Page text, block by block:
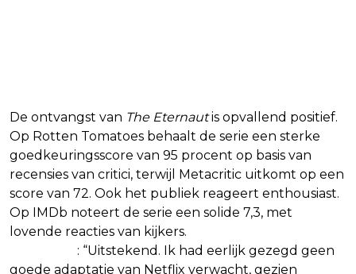
De ontvangst van The Eternautis opvallend positief.
Op Rotten Tomatoes behaalt de serie een sterke
goedkeuringsscore van 95 procent op basis van
recensies van critici, terwijl Metacritic uitkomt op een
score van 72. Ook het publiek reageert enthousiast.
Op IMDb noteert de serie een solide 7,3, met
lovende reacties van kijkers.
: “Uitstekend. Ik had eerlijk gezegd geen
goede adaptatie van Netflix verwacht, gezien